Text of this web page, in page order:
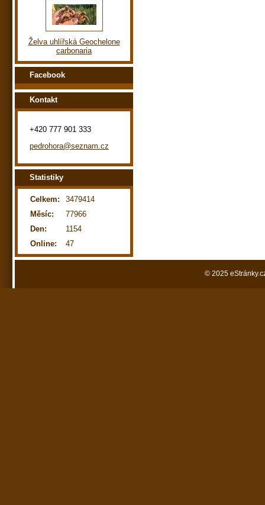
Želva uhlířská Geochelone
carbonaria
Facebook
Kontakt
+420 777 901 333
pedrohora@seznam.cz
Statistiky
Online: 47
Celkem:
3479414
Měsíc:
77966
Den:
1154
© 2025